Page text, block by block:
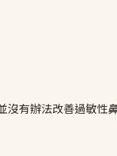
有辦法改善過敏性